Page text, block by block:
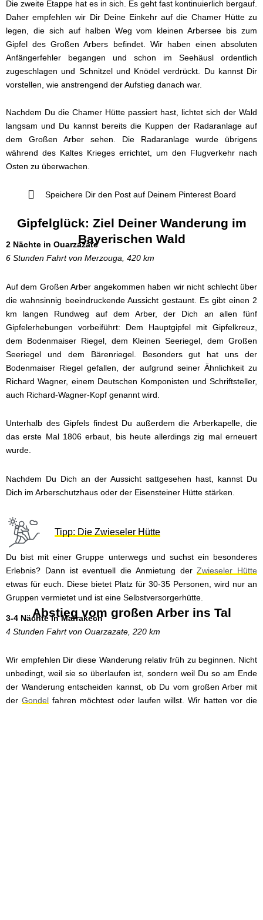
Die zweite Etappe hat es in sich. Es geht fast kontinuierlich bergauf.
Daher empfehlen wir Dir Deine Einkehr auf die Chamer Hütte zu
legen, die sich auf halben Weg vom kleinen Arbersee bis zum
Gipfel des Großen Arbers befindet. Wir haben einen absoluten
Anfängerfehler begangen und schon im Seehäusl ordentlich
zugeschlagen und Schnitzel und Knödel verdrückt. Du kannst Dir
vorstellen, wie anstrengend der Aufstieg danach war.
Nachdem Du die Chamer Hütte passiert hast, lichtet sich der Wald
langsam und Du kannst bereits die Kuppen der Radaranlage auf
dem Großen Arber sehen. Die Radaranlage wurde übrigens
während des Kaltes Krieges errichtet, um den Flugverkehr nach
Osten zu überwachen.
Speichere Dir den Post auf Deinem Pinterest Board
Gipfelglück: Ziel Deiner Wanderung im
Bayerischen Wald
2 Nächte in Ouarzazate
6 Stunden Fahrt von Merzouga, 420 km
Auf dem Großen Arber angekommen haben wir nicht schlecht über
die wahnsinnig beeindruckende Aussicht gestaunt. Es gibt einen 2
km langen Rundweg auf dem Arber, der Dich an allen fünf
Gipfelerhebungen vorbeiführt: Dem Hauptgipfel mit Gipfelkreuz,
dem Bodenmaiser Riegel, dem Kleinen Seeriegel, dem Großen
Seeriegel und dem Bärenriegel. Besonders gut hat uns der
Bodenmaiser Riegel gefallen, der aufgrund seiner Ähnlichkeit zu
Richard Wagner, einem Deutschen Komponisten und Schriftsteller,
auch Richard-Wagner-Kopf genannt wird.
Unterhalb des Gipfels findest Du außerdem die Arberkapelle, die
das erste Mal 1806 erbaut, bis heute allerdings zig mal erneuert
wurde.
Nachdem Du Dich an der Aussicht sattgesehen hast, kannst Du
Dich im Arberschutzhaus oder der Eisensteiner Hütte stärken.
Tipp: Die Zwieseler Hütte
Du bist mit einer Gruppe unterwegs und suchst ein besonderes
Erlebnis? Dann ist eventuell die Anmietung derZwieseler Hütte
etwas für euch. Diese bietet Platz für 30-35 Personen, wird nur an
Gruppen vermietet und ist eine Selbstversorgerhütte.
Abstieg vom großen Arber ins Tal
3-4 Nächte in Marrakech
4 Stunden Fahrt von Ouarzazate, 220 km
Wir empfehlen Dir diese Wanderung relativ früh zu beginnen. Nicht
unbedingt, weil sie so überlaufen ist, sondern weil Du so am Ende
der Wanderung entscheiden kannst, ob Du vom großen Arber mit
der Gondel fahren möchtest oder laufen willst. Wir hatten vor die